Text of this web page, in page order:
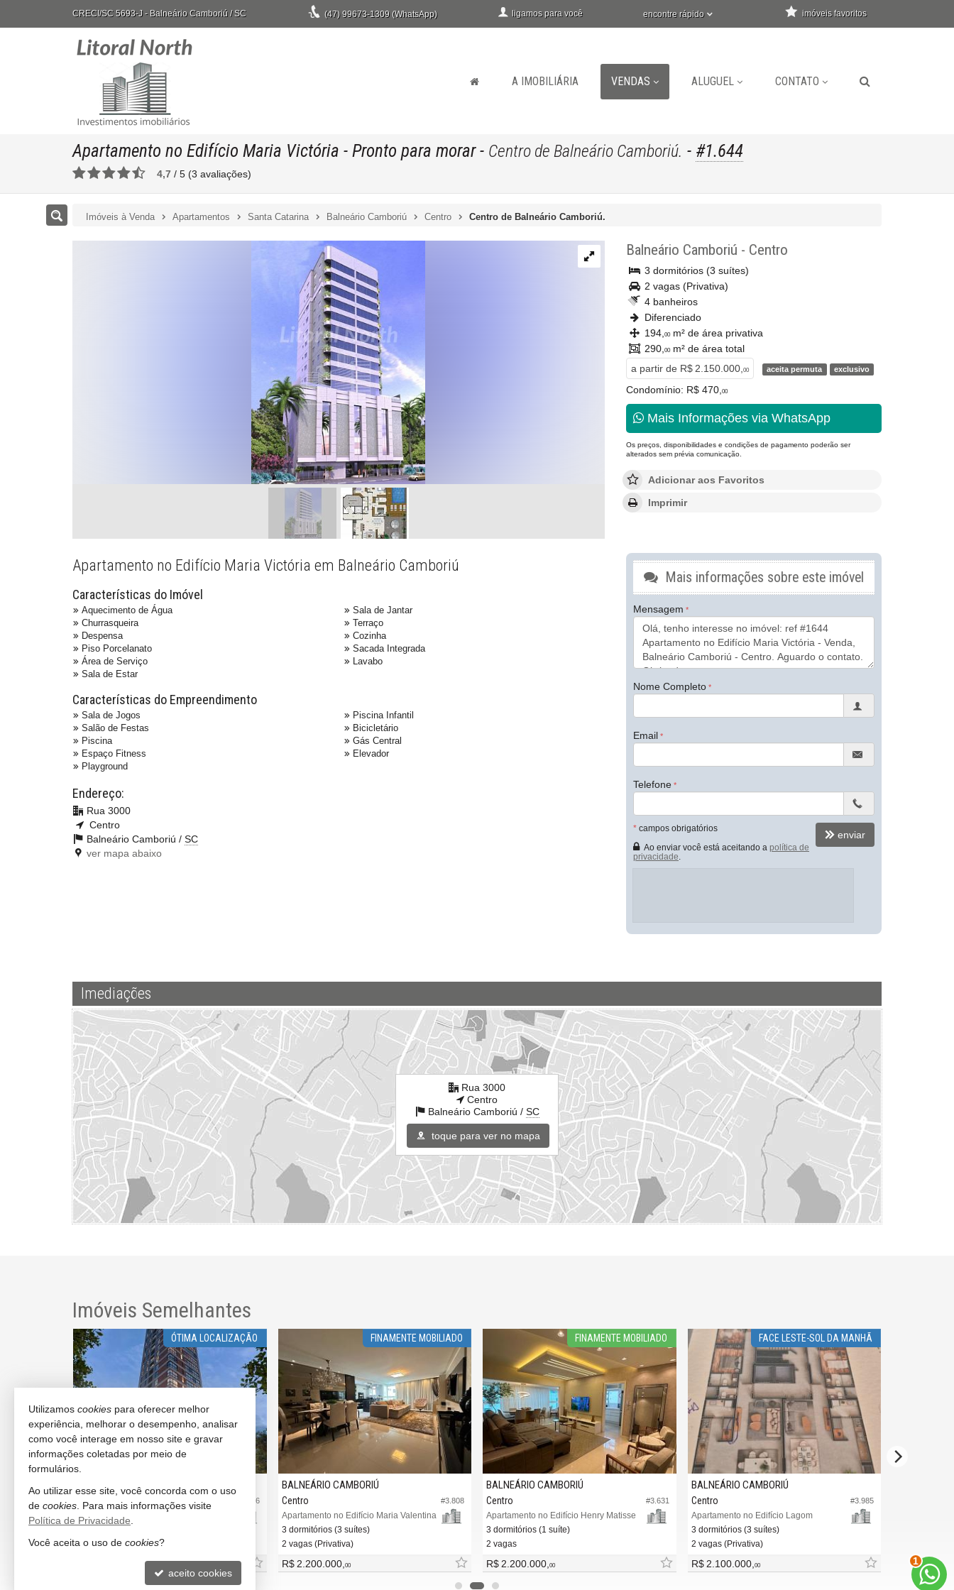
CRECI/SC 5693-J - Balneário Camboriú /SC (47) 99673-1309 (WhatsApp) ligamos para você encontre rápido imóveis favoritos
A IMOBILIÁRIA VENDAS ALUGUEL CONTATO
Apartamento no Edifício Maria Victória - Pronto para morar- Centro de Balneário Camboriú. - #1.644
4,7 / 5 (3 avaliações)
Imóveis à Venda Apartamentos Santa Catarina Balneário Camboriú Centro Centro de Balneário Camboriú.
Balneário Camboriú - Centro
3 dormitórios (3 suítes)
2 vagas (Privativa)
4 banheiros
Diferenciado
194, 00m² de área privativa
290, 00m² de área total
a partir de R$ 2.150.000, 00 aceita permuta exclusivo
Condomínio: R$ 470, 00
Mais Informações via WhatsApp
Os preços, disponibilidades e condições de pagamento poderão ser
alterados sem prévia comunicação.
Adicionar aos Favoritos
Imprimir
Apartamento no Edifício Maria Victória em Balneário Camboriú
Características do Imóvel
Aquecimento de Água
Churrasqueira
Despensa
Piso Porcelanato
Área de Serviço
Sala de Estar
Sala de Jantar
Terraço
Cozinha
Sacada Integrada
Lavabo
Características do Empreendimento
Sala de Jogos
Salão de Festas
Piscina
Espaço Fitness
Playground
Piscina Infantil
Bicicletário
Gás Central
Elevador
Endereço:
Rua 3000
Centro
Balneário Camboriú / SC
ver mapa abaixo
Mais informações sobre este imóvel
Mensagem
Nome Completo
Email
Telefone
* campos obrigatórios
Ao enviar você está aceitando a política de
privacidade
enviar
Imediações
Rua 3000
Centro
Balneário Camboriú / SC
toque para ver no mapa
Imóveis Semelhantes
#3.978
Apartamento no Edifício Tânia Porchnow Residence.
ÓTIMA LOCALIZAÇÃO
#3.586
BALNEÁRIO CAMBORIÚ
Centro
2 vagas (Privativa)
R$ 2.198.000,
FINAMENTE MOBILIADO
#3.808
BALNEÁRIO CAMBORIÚ
Centro
Apartamento no Edifício Maria Valentina
3 dormitórios (3 suítes)
2 vagas (Privativa)
R$ 2.200.000,00
FINAMENTE MOBILIADO
#3.631
BALNEÁRIO CAMBORIÚ
Centro
Apartamento no Edifício Henry Matisse
3 dormitórios (1 suíte)
2 vagas
R$ 2.200.000,00
FACE LESTE-SOL DA MANHÃ
#3.985
BALNEÁRIO CAMBORIÚ
Centro
Apartamento no Edifício Lagom
3 dormitórios (3 suítes)
2 vagas (Privativa)
R$ 2.100.000,00 R$
Utilizamos cookies para oferecer melhor
experiência, melhorar o desempenho, analisar
como você interage em nosso site e gravar
informações coletadas por meio de
formulários.
Ao utilizar esse site, você concorda com o uso
de cookies . Para mais informações visite
Política de Privacidade
Você aceita o uso de cookies?
aceito cookies